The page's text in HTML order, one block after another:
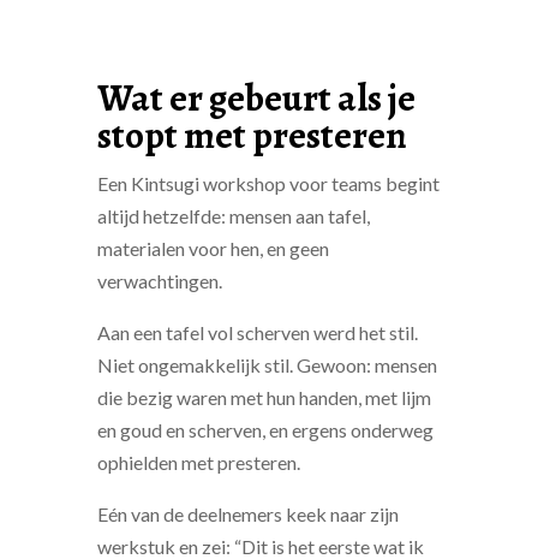
Wat er gebeurt als je
stopt met presteren
Een Kintsugi workshop voor teams begint
altijd hetzelfde: mensen aan tafel,
materialen voor hen, en geen
verwachtingen.
Aan een tafel vol scherven werd het stil.
Niet ongemakkelijk stil. Gewoon: mensen
die bezig waren met hun handen, met lijm
en goud en scherven, en ergens onderweg
ophielden met presteren.
Eén van de deelnemers keek naar zijn
werkstuk en zei: “Dit is het eerste wat ik